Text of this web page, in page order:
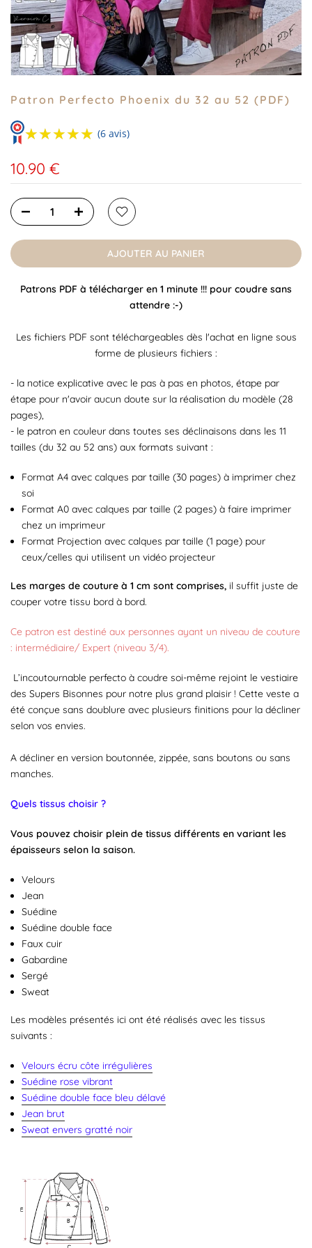
Patron Perfecto Phoenix du 32 au 52 (PDF)
★★★★★
★★★★★ (6 avis)
10.90 €
AJOUTER AU PANIER
Patrons PDF à télécharger en 1 minute !!! pour coudre sans
attendre :-)
Les fichiers PDF sont téléchargeables dès l'achat en ligne sous
forme de plusieurs fichiers :
- la notice explicative avec le pas à pas en photos, étape par
étape pour n'avoir aucun doute sur la réalisation du modèle (28
pages),
- le patron en couleur dans toutes ses déclinaisons dans les 11
tailles (du 32 au 52 ans) aux formats suivant :
Format A4 avec calques par taille (30 pages) à imprimer chez
soi
Format A0 avec calques par taille (2 pages) à faire imprimer
chez un imprimeur
Format Projection avec calques par taille (1 page) pour
ceux/celles qui utilisent un vidéo projecteur
Les marges de couture à 1 cm sont comprises, il suffit juste de
couper votre tissu bord à bord.
Ce patron est destiné aux personnes ayant un niveau de couture
: intermédiaire/ Expert (niveau 3/4).
L’incoutournable perfecto à coudre soi-même rejoint le vestiaire
des Supers Bisonnes pour notre plus grand plaisir ! Cette veste a
été conçue sans doublure avec plusieurs finitions pour la décliner
selon vos envies.
A décliner en version boutonnée, zippée, sans boutons ou sans
manches.
Quels tissus choisir ?
Vous pouvez choisir plein de tissus différents en variant les
épaisseurs selon la saison.
Velours
Jean
Suédine
Suédine double face
Faux cuir
Gabardine
Sergé
Sweat
Les modèles présentés ici ont été réalisés avec les tissus
suivants :
Velours écru côte irrégulières
Suédine rose vibrant
Suédine double face bleu délavé
Jean brut
Sweat envers gratté noir